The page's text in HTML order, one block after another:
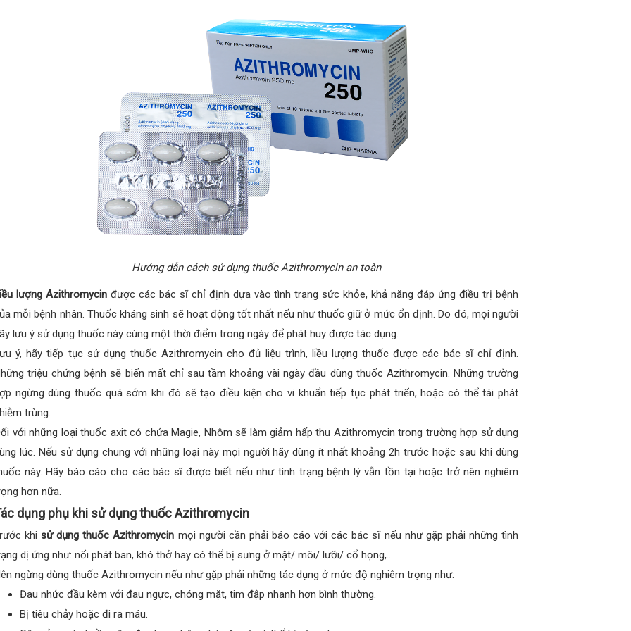
Hướng dẫn cách sử dụng thuốc Azithromycin an toàn
lượng Azithromycinđược các bác sĩ chỉ định dựa vào tình trạng sức khỏe, khả năng đáp ứng điều trị bệnh
mỗi bệnh nhân. Thuốc kháng sinh sẽ hoạt động tốt nhất nếu như thuốc giữ ở mức ổn định. Do đó, mọi người
lưu ý sử dụng thuốc này cùng một thời điểm trong ngày để phát huy được tác dụng.
ý, hãy tiếp tục sử dụng thuốc Azithromycin cho đủ liệu trình, liều lượng thuốc được các bác sĩ chỉ định.
triệu chứng bệnh sẽ biến mất chỉ sau tầm khoảng vài ngày đầu dùng thuốc Azithromycin. Những trường
ngừng dùng thuốc quá sớm khi đó sẽ tạo điều kiện cho vi khuẩn tiếp tục phát triển, hoặc có thể tái phát
trùng.
với những loại thuốc axit có chứa Magie, Nhôm sẽ làm giảm hấp thu Azithromycin trong trường hợp sử dụng
lúc. Nếu sử dụng chung với những loại này mọi người hãy dùng ít nhất khoảng 2h trước hoặc sau khi dùng
này. Hãy báo cáo cho các bác sĩ được biết nếu như tình trạng bệnh lý vẫn tồn tại hoặc trở nên nghiêm
hơn nữa.
dụng phụ khi sử dụng thuốc Azithromycin
khisử dụng thuốc Azithromycin mọi người cần phải báo cáo với các bác sĩ nếu như gặp phải những tình
dị ứng như: nổi phát ban, khó thở hay có thể bị sưng ở mặt/ môi/ lưỡi/ cổ họng,…
ngừng dùng thuốc Azithromycin nếu như gặp phải những tác dụng ở mức độ nghiêm trọng như:
Đau nhức đầu kèm với đau ngực, chóng mặt, tim đập nhanh hơn bình thường.
Bị tiêu chảy hoặc đi ra máu.